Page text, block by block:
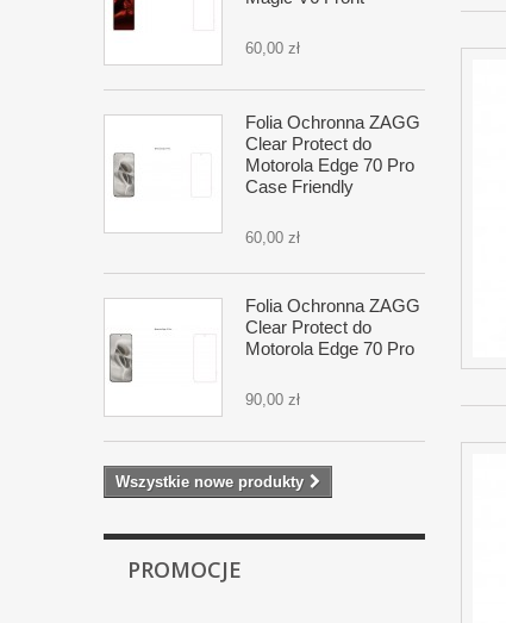
60,00 zł
Folia Ochronna ZAGG
Clear Protect do
Motorola Edge 70 Pro
Case Friendly
60,00 zł
Folia Ochronna ZAGG
Clear Protect do
Motorola Edge 70 Pro
90,00 zł
Wszystkie nowe produkty
PROMOCJE